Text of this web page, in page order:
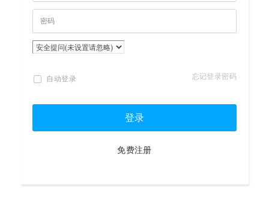
自动登录 忘记登录密码
登录
免费注册